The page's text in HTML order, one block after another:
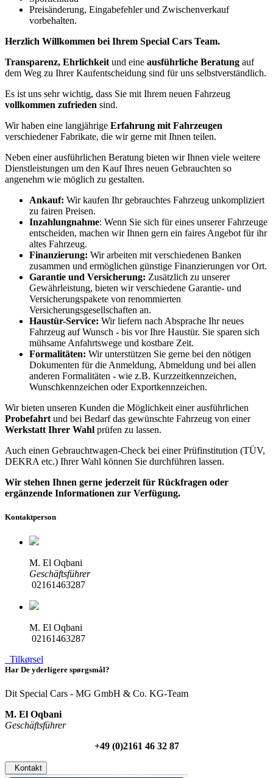
Preisänderung, Eingabefehler und Zwischenverkauf
vorbehalten.
Herzlich Willkommen bei Ihrem Special Cars Team.
Transparenz, Ehrlichkeit und eine ausführliche Beratung auf
dem Weg zu Ihrer Kaufentscheidung sind für uns selbstverständlich.
Es ist uns sehr wichtig, dass Sie mit Ihrem neuen Fahrzeug
vollkommen zufrieden sind.
Wir haben eine langjährige Erfahrung mit Fahrzeugen
verschiedener Fabrikate, die wir gerne mit Ihnen teilen.
Neben einer ausführlichen Beratung bieten wir Ihnen viele weitere
Dienstleistungen um den Kauf Ihres neuen Gebrauchten so
angenehm wie möglich zu gestalten.
Ankauf: Wir kaufen Ihr gebrauchtes Fahrzeug unkompliziert
zu fairen Preisen.
Inzahlungnahme: Wenn Sie sich für eines unserer Fahrzeuge
entscheiden, machen wir Ihnen gern ein faires Angebot für ihr
altes Fahrzeug.
Finanzierung: Wir arbeiten mit verschiedenen Banken
zusammen und ermöglichen günstige Finanzierungen vor Ort.
Garantie und Versicherung: Zusätzlich zu unserer
Gewährleistung, bieten wir verschiedene Garantie- und
Versicherungspakete von renommierten
Versicherungsgesellschaften an.
Haustür-Service: Wir liefern nach Absprache Ihr neues
Fahrzeug auf Wunsch - bis vor Ihre Haustür. Sie sparen sich
mühsame Anfahrtswege und kostbare Zeit.
Formalitäten: Wir unterstützen Sie gerne bei den nötigen
Dokumenten für die Anmeldung, Abmeldung und bei allen
anderen Formalitäten - wie z.B. Kurzzeitkennzeichen,
Wunschkennzeichen oder Exportkennzeichen.
Wir bieten unseren Kunden die Möglichkeit einer ausführlichen
Probefahrt und bei Bedarf das gewünschte Fahrzeug von einer
Werkstatt Ihrer Wahl prüfen zu lassen.
Auch einen Gebrauchtwagen-Check bei einer Prüfinstitution (TÜV,
DEKRA etc.) Ihrer Wahl können Sie durchführen lassen.
Wir stehen Ihnen gerne jederzeit für Rückfragen oder
ergänzende Informationen zur Verfügung.
Kontaktperson
M. El Oqbani
Geschäftsführer
02161463287
M. El Oqbani
02161463287
Tilkørsel
Har De yderligere spørgsmål?
Dit Special Cars - MG GmbH & Co. KG-Team
M. El Oqbani
Geschäftsführer
+49 (0)2161 46 32 87
Kontakt